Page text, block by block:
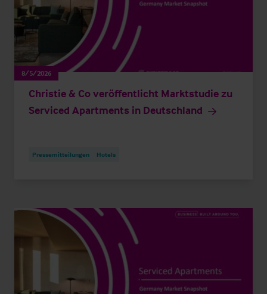
8/5/2026
Christie & Co veröffentlicht Marktstudie zu
Serviced Apartments in Deutschland
Pressemitteilungen Hotels